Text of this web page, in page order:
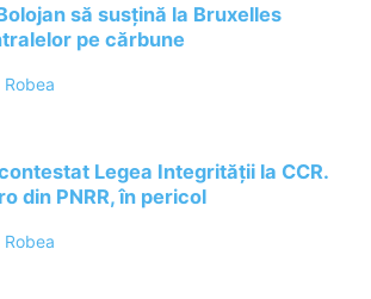
să susțină la Bruxelles
pe cărbune
Legea Integrității la CCR.
din PNRR, în pericol